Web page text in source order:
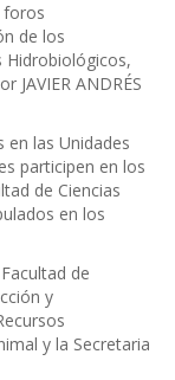
de los
Hidrobiológicos,
JAVIER ANDRÉS
las Unidades
participen en los
de Ciencias
en los
de
y
y la Secretaria